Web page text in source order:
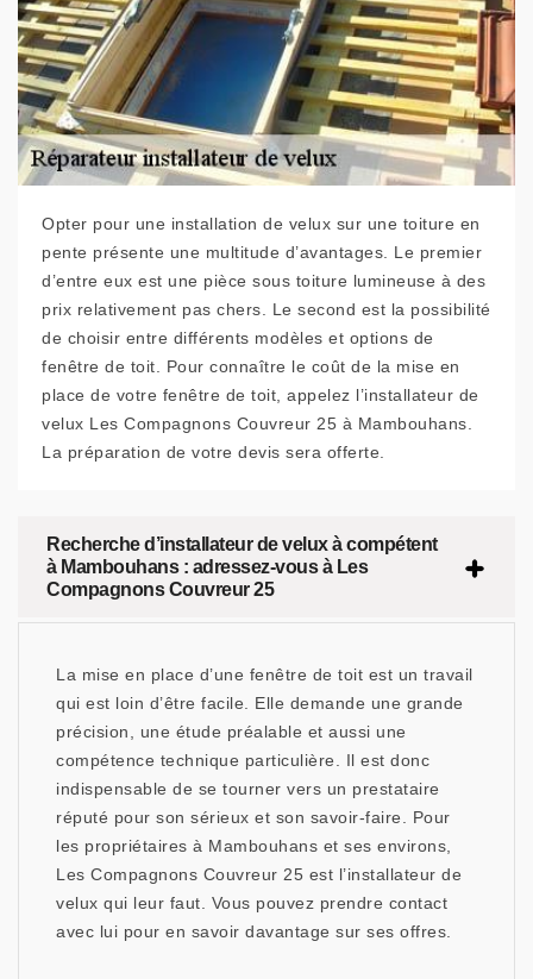
Opter pour une installation de velux sur une toiture en
pente présente une multitude d’avantages. Le premier
d’entre eux est une pièce sous toiture lumineuse à des
prix relativement pas chers. Le second est la possibilité
de choisir entre différents modèles et options de
fenêtre de toit. Pour connaître le coût de la mise en
place de votre fenêtre de toit, appelez l’installateur de
velux Les Compagnons Couvreur 25 à Mambouhans.
La préparation de votre devis sera offerte.
Recherche d’installateur de velux à compétent
à Mambouhans : adressez-vous à Les
Compagnons Couvreur 25
La mise en place d’une fenêtre de toit est un travail
qui est loin d’être facile. Elle demande une grande
précision, une étude préalable et aussi une
compétence technique particulière. Il est donc
indispensable de se tourner vers un prestataire
réputé pour son sérieux et son savoir-faire. Pour
les propriétaires à Mambouhans et ses environs,
Les Compagnons Couvreur 25 est l’installateur de
velux qui leur faut. Vous pouvez prendre contact
avec lui pour en savoir davantage sur ses offres.